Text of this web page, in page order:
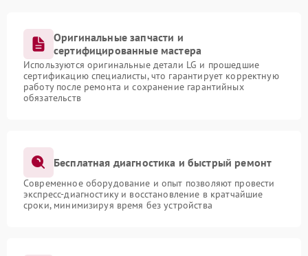
Оригинальные запчасти и
сертифицированные мастера
Используются оригинальные детали LG и прошедшие
сертификацию специалисты, что гарантирует корректную
работу после ремонта и сохранение гарантийных
обязательств
Бесплатная диагностика и быстрый ремонт
Современное оборудование и опыт позволяют провести
экспресс-диагностику и восстановление в кратчайшие
сроки, минимизируя время без устройства